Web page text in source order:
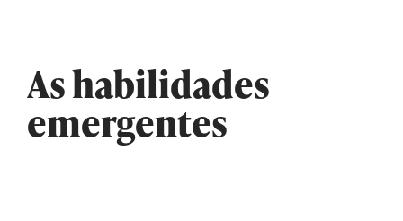
As habilidades
emergentes